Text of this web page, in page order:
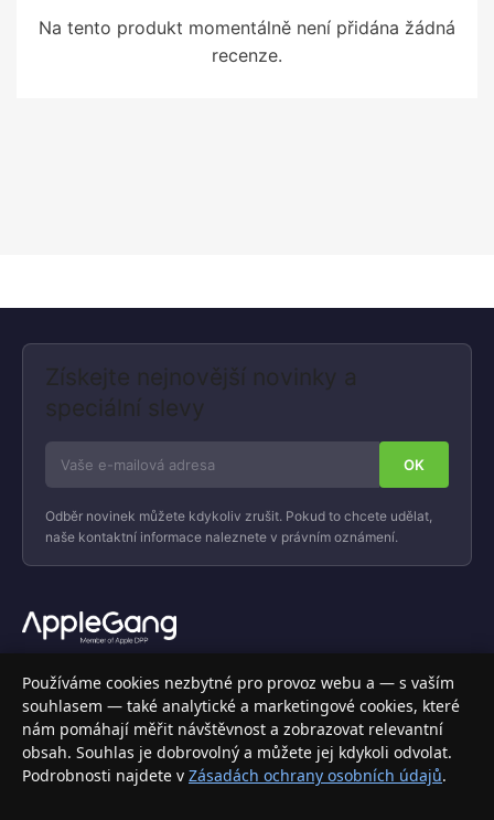
Na tento produkt momentálně není přidána žádná
recenze.
Získejte nejnovější novinky a
speciální slevy
Odběr novinek můžete kdykoliv zrušit. Pokud to chcete udělat,
naše kontaktní informace naleznete v právním oznámení.
Váš specializovaný obchod s Apple produkty, příslušenstvím a
elektronikou. Nakupujte bezpečně a s jistotou.
INFORMACE
Doprava a doručení
Používáme cookies nezbytné pro provoz webu a — s vaším
souhlasem — také analytické a marketingové cookies, které
nám pomáhají měřit návštěvnost a zobrazovat relevantní
obsah. Souhlas je dobrovolný a můžete jej kdykoli odvolat.
Podrobnosti najdete v Zásadách ochrany osobních údajů.